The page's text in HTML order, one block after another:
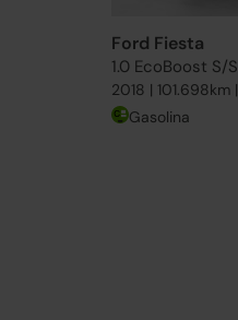
Ford Fiesta
1.0 EcoBoost S/
2018 | 101.698km
Gasolina